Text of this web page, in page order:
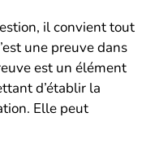
il convient tout
une preuve dans
est un élément
d’établir la
Elle peut